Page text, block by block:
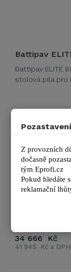
Battipav
Battipav ELITE
stolová pila pro
Výkon motoru:
Průměr upín.
Délka řezu:
Naklápění:
Průměr
34 666 Kč
41 945 Kč s DPH
Z provozních
dočasně
tým Eprofi.cz
Pokud hledáte
reklamační